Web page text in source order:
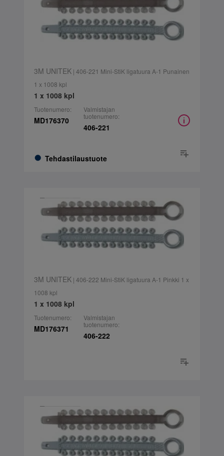
3M UNITEK| 406-221 Mini-StiK ligatuura A-1 Punainen
1 x 1008 kpl
1 x 1008 kpl
Tuotenumero:
MD176370
Tehdastilaustuote
Valmistajan
tuotenumero:
406-221
3M UNITEK| 406-222 Mini-StiK ligatuura A-1 Pinkki 1 x
1008 kpl
1 x 1008 kpl
Tuotenumero:
MD176371
Valmistajan
tuotenumero:
406-222